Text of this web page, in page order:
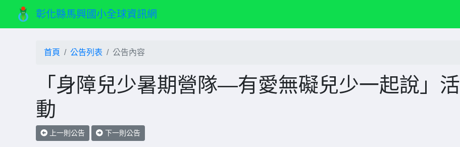
彰化縣馬興國小全球資訊網
首頁 公告列表 公告內容
「身障兒少暑期營隊—有愛無礙兒少一起說」活
動
上一則公告 下一則公告